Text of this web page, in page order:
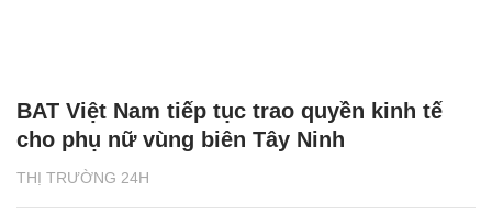
THỊ TRƯỜNG 24H
BAT Việt Nam tiếp tục trao quyền kinh tế
cho phụ nữ vùng biên Tây Ninh